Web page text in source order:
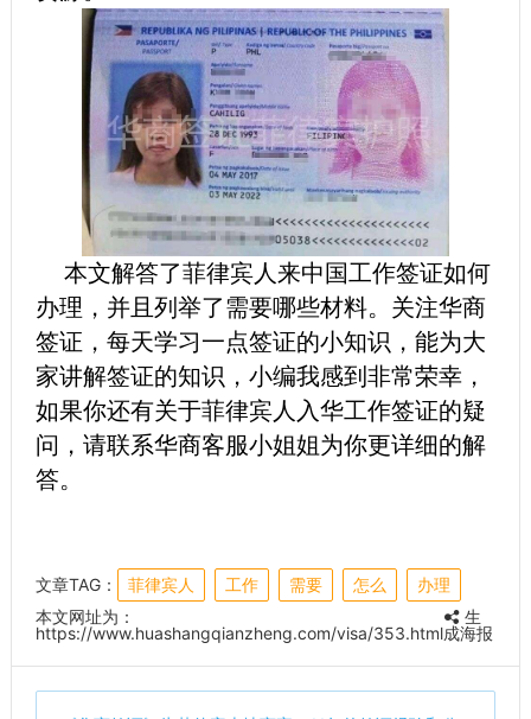
本文解答了菲律宾人来中国工作签证如何
办理，并且列举了需要哪些材料。关注华商
签证，每天学习一点签证的小知识，能为大
家讲解签证的知识，小编我感到非常荣幸，
如果你还有关于菲律宾人入华工作签证的疑
问，请联系华商客服小姐姐为你更详细的解
答。
文章TAG： 菲律宾人 工作 需要 怎么
办理
本文网址为：
https://www.huashangqianzheng.com/visa/353.html
生
成海报